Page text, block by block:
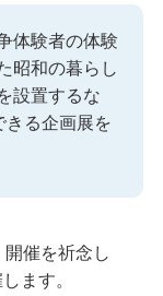
体験者の体験
昭和の暮らし
設置するな
きる企画展を
催を祈念し
ます。